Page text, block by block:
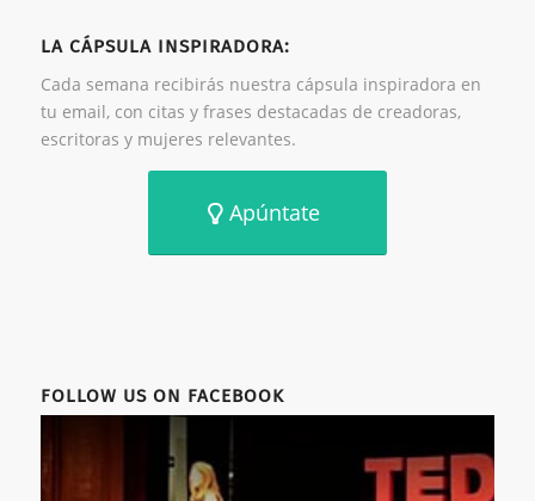
LA CÁPSULA INSPIRADORA:
Cada semana recibirás nuestra cápsula inspiradora en
tu email, con citas y frases destacadas de creadoras,
escritoras y mujeres relevantes.
Apúntate
FOLLOW US ON FACEBOOK